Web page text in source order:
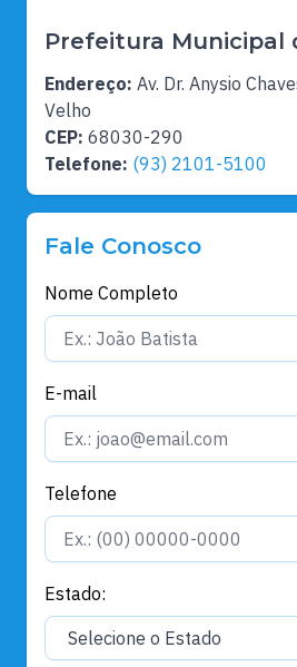
Prefeitura Municipal
Endereço: Av. Dr. Anysio
Velho
CEP: 68030-290
Telefone: (93) 2101-5100
Fale Conosco
Nome Completo
E-mail
Telefone
Estado: